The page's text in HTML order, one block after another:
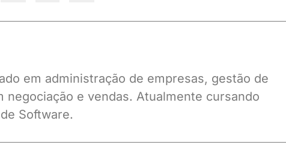
em administração de empresas, gestão de
negociação e vendas. Atualmente cursando
Software.